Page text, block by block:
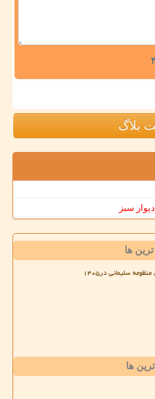
بلاگ
سبز
ترین ها
ها